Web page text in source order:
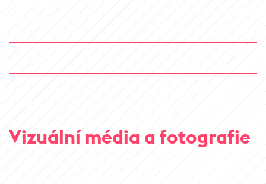
Vizuální média a fotografie